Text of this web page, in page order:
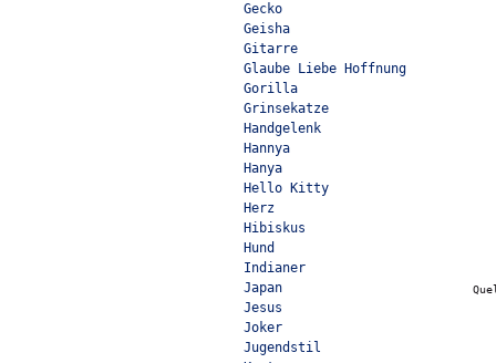
Gecko
Geisha
Gitarre
Glaube Liebe Hoffnung
Gorilla
Grinsekatze
Handgelenk
Hannya
Hanya
Hello Kitty
Herz
Hibiskus
Hund
Indianer
Japan
Jesus
Joker
Jugendstil